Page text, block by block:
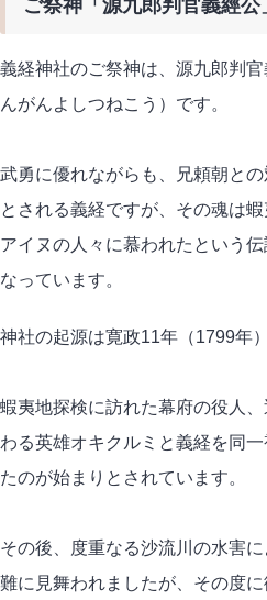
ご祭神「源九郎判官義經公
義経神社のご祭神は、源九郎判
んがんよしつねこう）です。
武勇に優れながらも、兄頼朝と
とされる義経ですが、その魂は
アイヌの人々に慕われたという
なっています。
神社の起源は寛政11年（1799年）
蝦夷地探検に訪れた幕府の役人
わる英雄オキクルミと義経を同
たのが始まりとされています。
その後、度重なる沙流川の水害
難に見舞われましたが、その度